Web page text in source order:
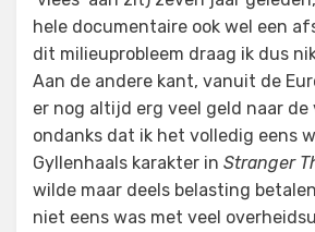
hele documentaire ook wel een
dit milieuprobleem draag ik dus
Aan de andere kant, vanuit de
er nog altijd erg veel geld naar de
ondanks dat ik het volledig eens
Gyllenhaals karakter in Stranger
wilde maar deels belasting
niet eens was met veel